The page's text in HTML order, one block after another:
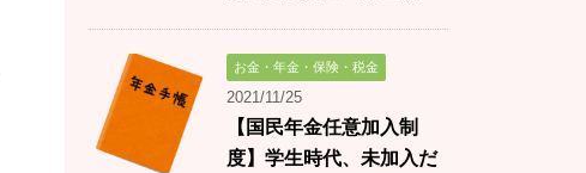
お金・年金・保険・税金
2021/11/25
【国民年金任意加入制
度】学生時代、未加入だ